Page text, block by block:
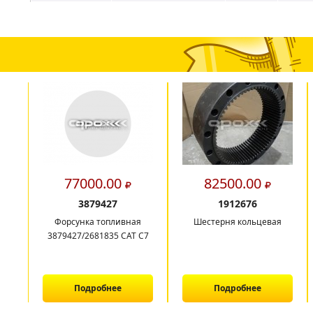
77000.00
3879427
Форсунка топливная
3879427/2681835 CAT C7
Подробнее
82500.00
1912676
Шестерня кольцевая
Подробнее